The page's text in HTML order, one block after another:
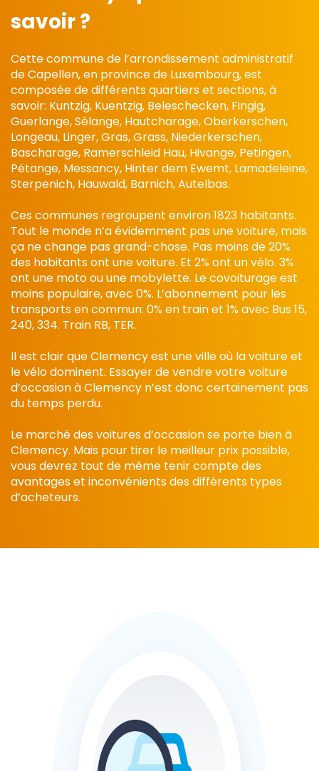
savoir ?
Cette commune de l’arrondissement administratif
de Capellen, en province de Luxembourg, est
composée de différents quartiers et sections, à
savoir: Kuntzig, Kuentzig, Beleschecken, Fingig,
Guerlange, Sélange, Hautcharage, Oberkerschen,
Longeau, Linger, Gras, Grass, Niederkerschen,
Bascharage, Ramerschleid Hau, Hivange, Petingen,
Pétange, Messancy, Hinter dem Ewemt, Lamadeleine,
Sterpenich, Hauwald, Barnich, Autelbas.
Ces communes regroupent environ 1823 habitants.
Tout le monde n’a évidemment pas une voiture, mais
ça ne change pas grand-chose. Pas moins de 20%
des habitants ont une voiture. Et 2% ont un vélo. 3%
ont une moto ou une mobylette. Le covoiturage est
moins populaire, avec 0%. L’abonnement pour les
transports en commun: 0% en train et 1% avec Bus 15,
240, 334. Train RB, TER.
Il est clair que Clemency est une ville où la voiture et
le vélo dominent. Essayer de vendre votre voiture
d’occasion à Clemency n’est donc certainement pas
du temps perdu.
Le marché des voitures d’occasion se porte bien à
Clemency. Mais pour tirer le meilleur prix possible,
vous devrez tout de même tenir compte des
avantages et inconvénients des différents types
d’acheteurs.